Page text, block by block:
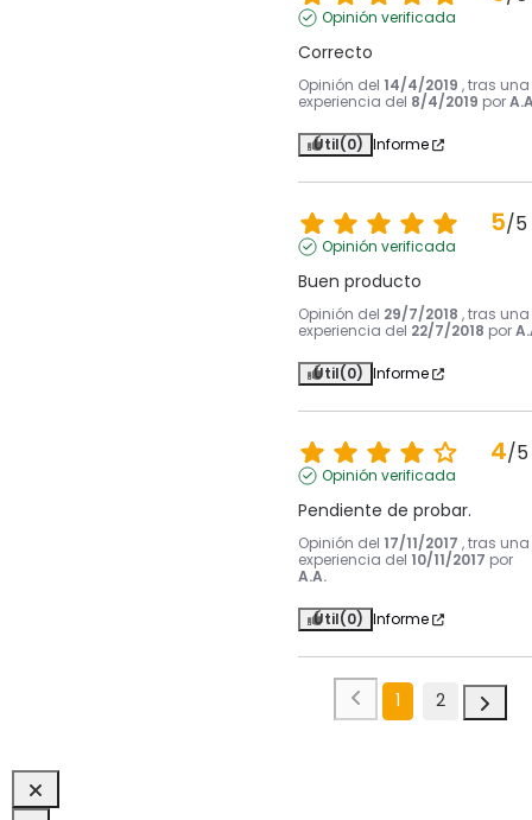
Opinión verificada
Correcto
Opinión del 14/4/2019 , tras una
experiencia del 8/4/2019 por
Útil(0) Informe
5/5
Opinión verificada
Buen producto
Opinión del 29/7/2018 , tras una
experiencia del 22/7/2018 por
Útil(0) Informe
4/5
Opinión verificada
Pendiente de probar.
Opinión del 17/11/2017 , tras una
experiencia del 10/11/2017 por
A.A.
Útil(0) Informe
1 2